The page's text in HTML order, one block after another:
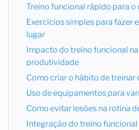
Treino funcional rápido para o
Exercícios simples para fazer
lugar
Impacto do treino funcional na
produtividade
Como criar o hábito de treinar
Uso de equipamentos para
Como evitar lesões na rotina
Integração do treino